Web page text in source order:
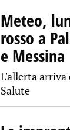
Meteo,
rosso a
e Messina
L'allerta
Salute